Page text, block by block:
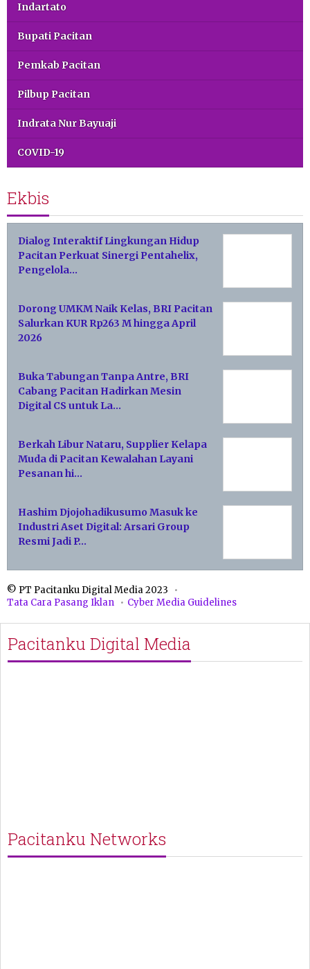
Indartato
Bupati Pacitan
Pemkab Pacitan
Pilbup Pacitan
Indrata Nur Bayuaji
COVID-19
Ekbis
Dialog Interaktif Lingkungan Hidup
Pacitan Perkuat Sinergi Pentahelix,
Pengelola…
Dorong UMKM Naik Kelas, BRI Pacitan
Salurkan KUR Rp263 M hingga April
2026
Buka Tabungan Tanpa Antre, BRI
Cabang Pacitan Hadirkan Mesin
Digital CS untuk La…
Berkah Libur Nataru, Supplier Kelapa
Muda di Pacitan Kewalahan Layani
Pesanan hi…
Hashim Djojohadikusumo Masuk ke
Industri Aset Digital: Arsari Group
Resmi Jadi P…
© PT Pacitanku Digital Media 2023
Tata Cara Pasang Iklan
Cyber Media Guidelines
Pacitanku Digital Media
Pacitanku Networks